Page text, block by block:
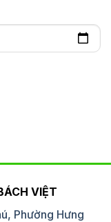
VIỆT
Phường Hưng